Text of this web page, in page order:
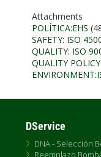
Attachments
POLÍTICA:EHS
SAFETY: ISO
QUALITY: ISO
QUALITY POLICY
DService
DNA - Selección
Reemplazo